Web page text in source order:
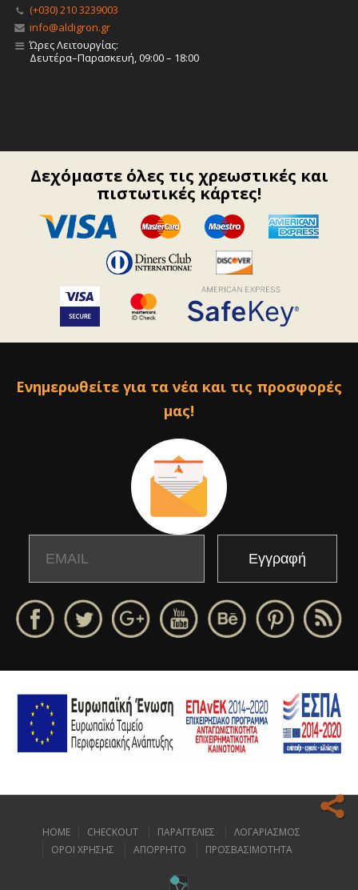
(+030) 210 3239003
info@aldigron.gr
Ώρες Λειτουργίας:
Δευτέρα–Παρασκευή, 09:00 – 18:00
Δεχόμαστε όλες τις χρεωστικές και
πιστωτικές κάρτες!
Ενημερωθείτε για τα νέα και τις προσφορές
μας!
Ο ιστοχώρος μας κάνει χρήση cookies για να σας προσφέρει την
HOME CHECKOUT ΠΑΡΑΓΓΕΛΙΕΣ
ΛΟΓΑΡΙΑΣΜΟΣ
ΟΡΟΙ ΧΡΗΣΗΣ
ΑΠΟΡΡΗΤΟ ΠΡΟΣΒΑΣΙΜΟΤΗΤΑ